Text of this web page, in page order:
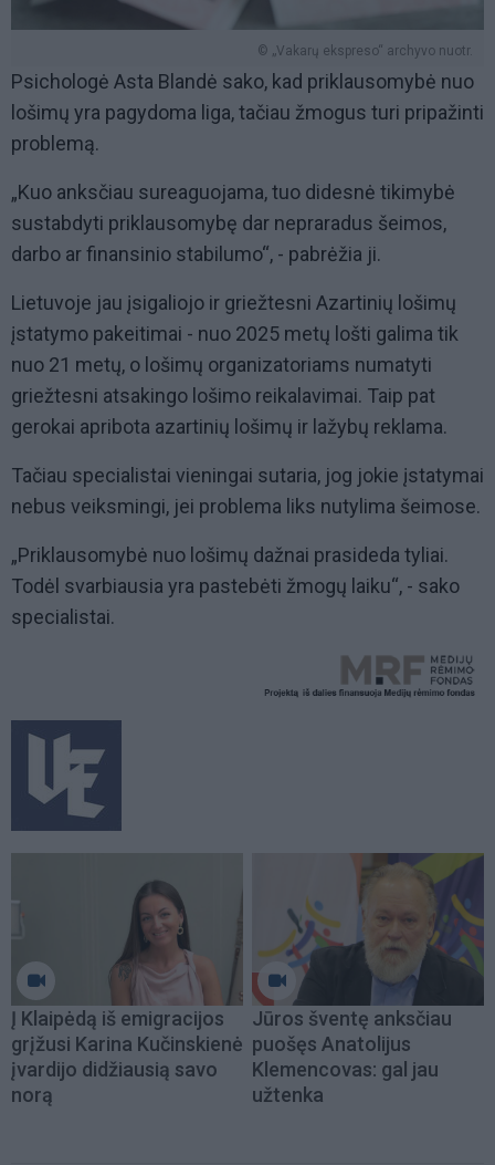
© „Vakarų ekspreso“ archyvo nuotr.
Psichologė Asta Blandė sako, kad priklausomybė nuo
lošimų yra pagydoma liga, tačiau žmogus turi pripažinti
problemą.
„Kuo anksčiau sureaguojama, tuo didesnė tikimybė
sustabdyti priklausomybę dar nepraradus šeimos,
darbo ar finansinio stabilumo“, - pabrėžia ji.
Lietuvoje jau įsigaliojo ir griežtesni Azartinių lošimų
įstatymo pakeitimai - nuo 2025 metų lošti galima tik
nuo 21 metų, o lošimų organizatoriams numatyti
griežtesni atsakingo lošimo reikalavimai. Taip pat
gerokai apribota azartinių lošimų ir lažybų reklama.
Tačiau specialistai vieningai sutaria, jog jokie įstatymai
nebus veiksmingi, jei problema liks nutylima šeimose.
„Priklausomybė nuo lošimų dažnai prasideda tyliai.
Todėl svarbiausia yra pastebėti žmogų laiku“, - sako
specialistai.
Į Klaipėdą iš emigracijos
grįžusi Karina Kučinskienė
įvardijo didžiausią savo
norą
Jūros šventę anksčiau
puošęs Anatolijus
Klemencovas: gal jau
užtenka